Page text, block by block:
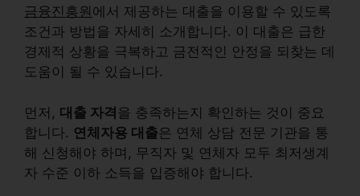
금융진흥원 에서 제공하는 대출을 이용할 수 있도록
조건과 방법을 자세히 소개합니다. 이 대출은 급한
경제적 상황을 극복하고 금전적인 안정을 되찾는 데
도움이 될 수 있습니다.
먼저, 대출 자격을 충족하는지 확인하는 것이 중요
합니다. 연체자용 대출은 연체 상담 전문 기관을 통
해 신청해야 하며, 무직자 및 연체자 모두 최저생계
자 수준 이하 소득을 입증해야 합니다.